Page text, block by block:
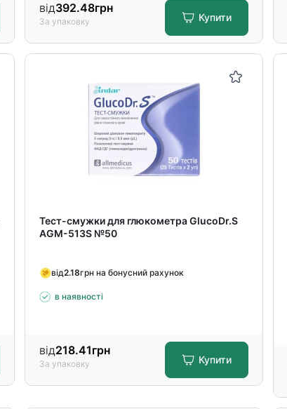
від392.48грн
За упаковку Купити
Тест-смужки для глюкометра GlucoDr.S
AGM-513S №50
від2.18грн на бонусний рахунок
в наявності
від218.41грн
За упаковку Купити